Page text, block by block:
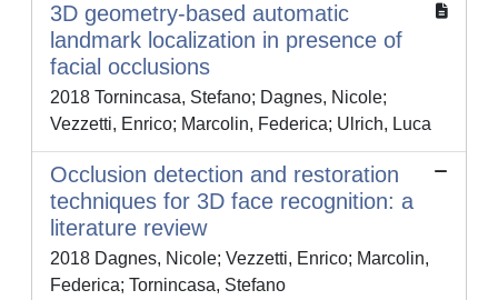
3D geometry-based automatic
landmark localization in presence of
facial occlusions
2018 Tornincasa, Stefano; Dagnes, Nicole;
Vezzetti, Enrico; Marcolin, Federica; Ulrich, Luca
Occlusion detection and restoration
techniques for 3D face recognition: a
literature review
2018 Dagnes, Nicole; Vezzetti, Enrico; Marcolin,
Federica; Tornincasa, Stefano